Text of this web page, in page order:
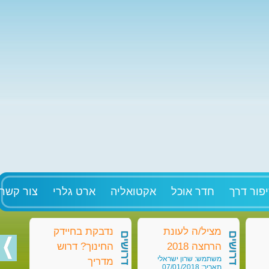
דרך חדר אוכל אקטואליה ארט גלרי צור
מציל/ה לעונת
הרחצה 2018
משתמש: שרון ישראלי
תאריך: 07/01/2018
דרושים
נדבקת בחיידק
החינוך? דרוש
מדריך
דרושים דרושים